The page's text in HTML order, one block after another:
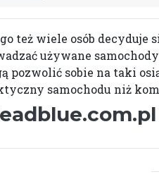
też wiele osób decyduje
używane
pozwolić sobie na taki
samochodu niż